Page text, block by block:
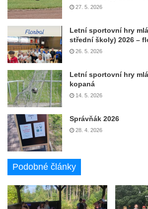
27. 5. 2026
Letní sportovní hry
střední školy) 2026 –
26. 5. 2026
Letní sportovní hry
kopaná
14. 5. 2026
Správňák 2026
28. 4. 2026
Podobné články